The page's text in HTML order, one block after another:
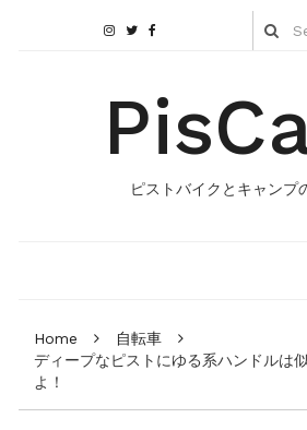
ピストバイクとキャンプ
Home
自転車
ディープなピストにゆる系ハンドルは
よ！